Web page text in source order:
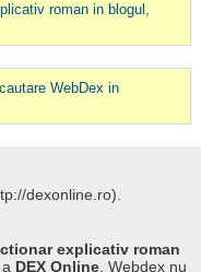
roman in blogul,
WebDex in
dexonline.ro).
explicativ roman
DEX Online . Webdex nu